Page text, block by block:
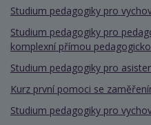
Studium pedagogiky pro
Studium pedagogiky pro
komplexní přímou
Studium pedagogiky pro
Kurz první pomoci se
Studium pedagogiky pro